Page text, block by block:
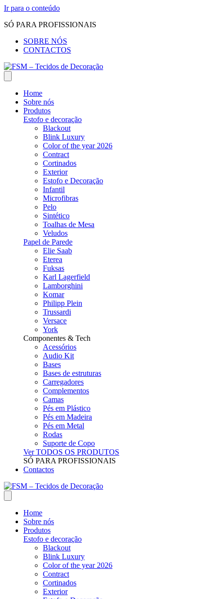
Ir para o conteúdo
SÓ PARA PROFISSIONAIS
SOBRE NÓS
CONTACTOS
Home
Sobre nós
Produtos
Estofo e decoração
Blackout
Blink Luxury
Color of the year 2026
Contract
Cortinados
Exterior
Estofo e Decoração
Infantil
Microfibras
Pelo
Sintético
Toalhas de Mesa
Veludos
Papel de Parede
Elie Saab
Eterea
Fuksas
Karl Lagerfield
Lamborghini
Komar
Philipp Plein
Trussardi
Versace
York
Componentes & Tech
Acessórios
Audio Kit
Bases
Bases de estruturas
Carregadores
Complementos
Camas
Pés em Plástico
Pés em Madeira
Pés em Metal
Rodas
Suporte de Copo
Ver TODOS OS PRODUTOS
SÓ PARA PROFISSIONAIS
Contactos
Home
Sobre nós
Produtos
Estofo e decoração
Blackout
Blink Luxury
Color of the year 2026
Contract
Cortinados
Exterior